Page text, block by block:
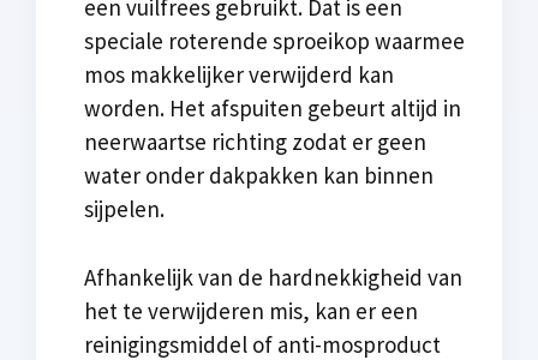
een vuilfrees gebruikt. Dat is een
speciale roterende sproeikop waarmee
mos makkelijker verwijderd kan
worden. Het afspuiten gebeurt altijd in
neerwaartse richting zodat er geen
water onder dakpakken kan binnen
sijpelen.
Afhankelijk van de hardnekkigheid van
het te verwijderen mis, kan er een
reinigingsmiddel of anti-mosproduct